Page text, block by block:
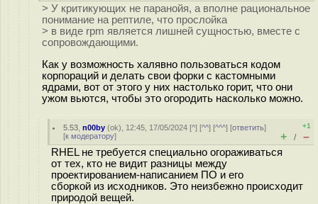
> У критикующих не паранойя, а вполне рациональное
понимание на рептиле, что прослойка
> в виде rpm является лишней сущностью, вместе с
сопровождающими.
Как у возможность халявно пользоваться кодом
корпораций и делать свои форки с кастомными
ядрами, вот от этого у них настолько горит, что они
ужом вьются, чтобы это огородить насколько можно.
5.53 ,n00by (ok), 12:45, 17/05/2024 [^] [^^] [^^^] [ответить]
[к модератору]
+1
+ / –
RHEL не требуется специально огораживаться
от тех, кто не видит разницы между
проектированием-написанием ПО и его
сборкой из исходников. Это неизбежно происходит
природой вещей.